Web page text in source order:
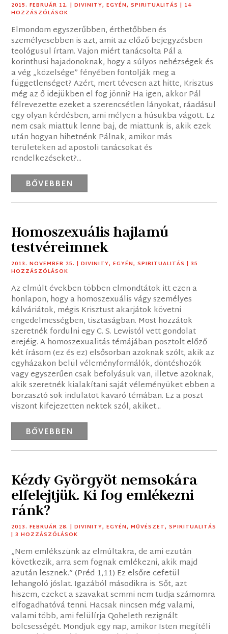
2015. FEBRUÁR 12. |DIVINITY,EGYÉN,SPIRITUALITÁS | 14
HOZZÁSZÓLÁSOK
Elmondom egyszerűbben, érthetőbben és
személyesebben is azt, amit az előző bejegyzésben
teológusul írtam. Vajon miért tanácsolta Pál a
korinthusi hajadonoknak, hogy a súlyos nehézségek és
a vég „közelsége” fényében fontolják meg a
függetlenséget? Azért, mert tévesen azt hitte, Krisztus
még az ő idejükben el fog jönni? Ha igen, akkor Pál
félrevezette ezeket a szerencsétlen lányokat, ráadásul
egy olyan kérdésben, ami mélyen a húsukba vágott. Ez
nem csak miattuk lenne baj, de miattunk is, akik ezek
után hogyan hihetnénk Pálnak, amikor más
területeken ad apostoli tanácsokat és
rendelkezéseket?...
BŐVEBBEN
Homoszexuális hajlamú
testvéreimnek
2013. NOVEMBER 25. |DIVINITY,EGYÉN,SPIRITUALITÁS | 35
HOZZÁSZÓLÁSOK
Az elmúlt években többen elmondtátok itt ezen a
honlapon, hogy a homoszexuális vágy személyes
kálváriátok, mégis Krisztust akarjátok követni
engedelmességben, tisztaságban. Most hozzátok
szeretnék fordulni egy C. S. Lewistól vett gondolat
erejéig. A homoszexualitás témájában posztolt előző
két írásom (ez és ez) elsősorban azoknak szólt, akik az
egyházakon belül véleményformálók, döntéshozók
vagy egyszerűen csak befolyásuk van, illetve azoknak,
akik szeretnék kialakítani saját véleményüket ebben a
borzasztó sok indulatot kavaró témában. Ez a poszt
viszont kifejezetten nektek szól, akiket...
BŐVEBBEN
Kézdy Györgyöt nemsokára
elfelejtjük. Ki fog emlékezni
ránk?
2013. FEBRUÁR 28. |DIVINITY,EGYÉN,MŰVÉSZET,SPIRITUALITÁS
| 3 HOZZÁSZÓLÁSOK
„Nem emlékszünk az elmúltakra, de ami ezután
következik, arra sem fognak emlékezni, akik majd
azután lesznek.” (Préd 1,11) Ez elsőre cefetül
lehangoló jóslat. Igazából másodikra is. Sőt, azt
hiszem, ezeket a szavakat semmi nem tudja számomra
elfogadhatóvá tenni. Hacsak nincsen még valami,
valami több, ami felülírja Qoheleth rezignált
bölcsességét. Mondjuk egy nap, amikor Isten megítéli